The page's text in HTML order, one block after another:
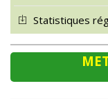
Statistiques